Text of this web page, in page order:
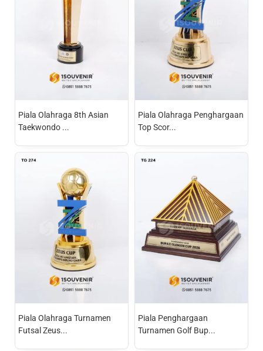
Piala Olahraga 8th Asian
Taekwondo ...
Piala Olahraga Penghargaan
Top Scor...
Piala Olahraga Turnamen
Futsal Zeus...
Piala Penghargaan
Turnamen Golf Bup...